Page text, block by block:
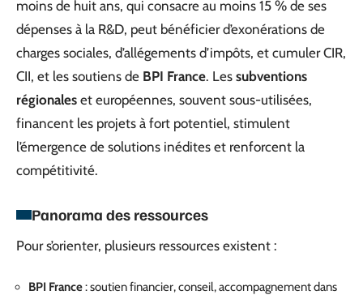
moins de huit ans, qui consacre au moins 15 % de ses
dépenses à la R&D, peut bénéficier d’exonérations de
charges sociales, d’allégements d’impôts, et cumuler CIR,
CII, et les soutiens de BPI France. Les subventions
régionales et européennes, souvent sous-utilisées,
financent les projets à fort potentiel, stimulent
l’émergence de solutions inédites et renforcent la
compétitivité.
Panorama des ressources
Pour s’orienter, plusieurs ressources existent :
BPI France: soutien financier, conseil, accompagnement dans